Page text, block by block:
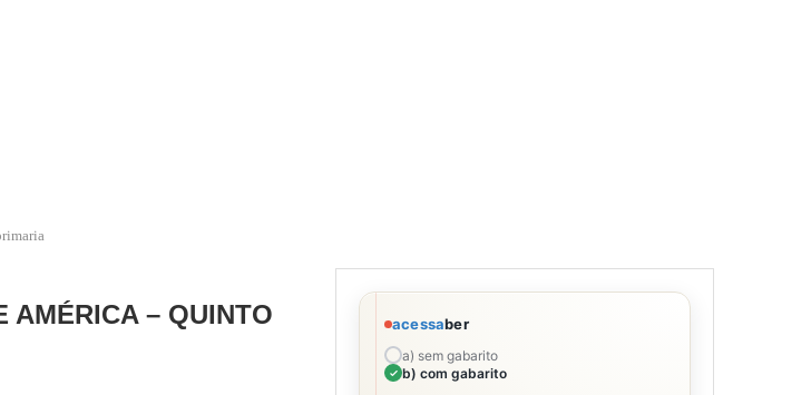
AMÉRICA – QUINTO
acessaber
a) sem gabarito
b) com gabarito